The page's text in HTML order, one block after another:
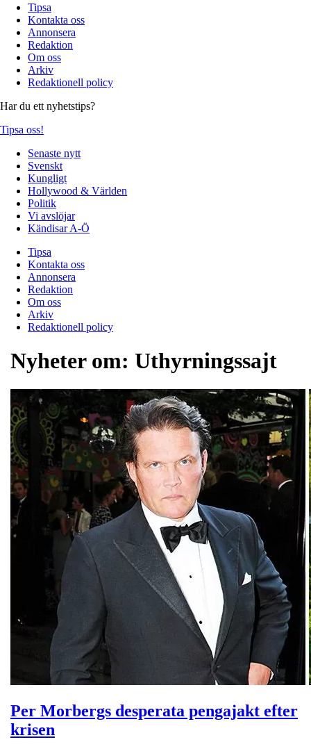
Tipsa
Kontakta oss
Annonsera
Redaktion
Om oss
Arkiv
Redaktionell policy
Har du ett nyhetstips?
Tipsa oss!
Senaste nytt
Svenskt
Kungligt
Hollywood & Världen
Politik
Vi avslöjar
Kändisar A-Ö
Tipsa
Kontakta oss
Annonsera
Redaktion
Om oss
Arkiv
Redaktionell policy
Nyheter om: Uthyrningssajt
Per Morbergs desperata pengajakt efter
krisen